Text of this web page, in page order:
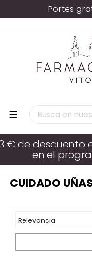
Portes
Navegación
palanca
☰
€ de descuento
en el
CUIDADO UÑAS
Relevancia